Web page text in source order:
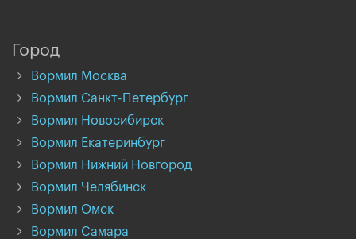
Город
Вормил Москва
Вормил Санкт-Петербург
Вормил Новосибирск
Вормил Екатеринбург
Вормил Нижний Новгород
Вормил Челябинск
Вормил Омск
Вормил Самара